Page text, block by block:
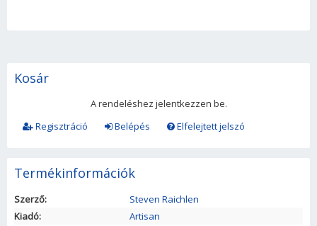
Kosár
A rendeléshez jelentkezzen be.
Regisztráció
Belépés Elfelejtett jelszó
Termékinformációk
Szerző:
Steven Raichlen
Kiadó:
Artisan